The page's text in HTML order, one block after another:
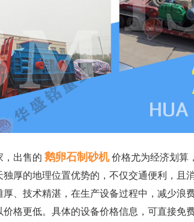
，出售的 鹅卵石制砂机 价格尤为经济划算
厚的地理位置优势的，不仅交通便利，且
、技术精湛，在生产设备过程中，减少浪
格更低。具体的设备价格信息，可直接免